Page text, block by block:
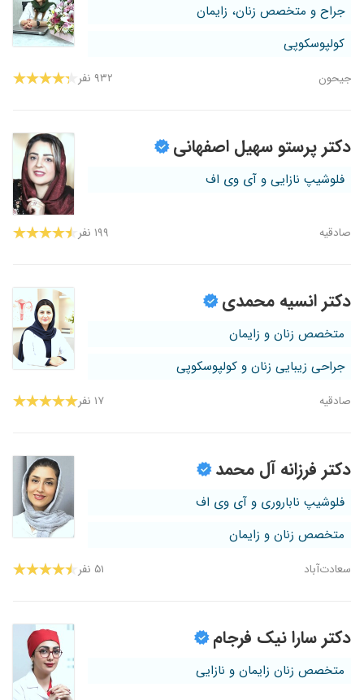
جراح و متخصص زنان، زایمان
کولپوسکوپی
جیحون ۹۳۲ نفر
دکتر پرستو سهیل اصفهانی
فلوشیپ نازایی و آی وی اف
صادقیه ۱۹۹ نفر
دکتر انسیه محمدی
متخصص زنان و زایمان
جراحی زیبایی زنان و کولپوسکوپی
صادقیه ۱۷ نفر
دکتر فرزانه آل محمد
فلوشیپ ناباروری و آی وی اف
متخصص زنان و زایمان
سعادت‌آباد ۵۱ نفر
دکتر سارا نیک فرجام
متخصص زنان زایمان و نازایی